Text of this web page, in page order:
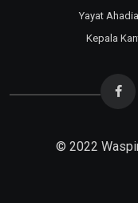
Yayat
Kepala
© 2022